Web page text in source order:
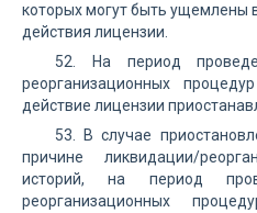
которых могут быть ущемлены
действия лицензии.
52. На период
реорганизационных
действие лицензии
53. В случае
причине ликвидации/
историй, на период
реорганизационных